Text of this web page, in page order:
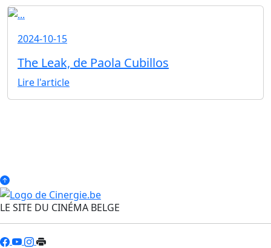
2024-10-15
The Leak, de Paola Cubillos
Lire l'article
LE SITE DU CINÉMA BELGE